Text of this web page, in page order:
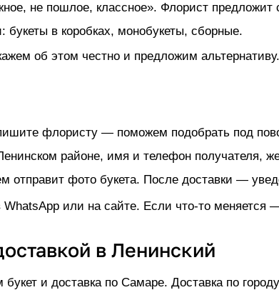
не пошлое, классное». Флорист предложит
в коробках, монобукеты, сборные.
об этом честно и предложим
флористу — поможем подобрать под
районе, имя и телефон получателя,
отправит фото букета. После доставки —
WhatsApp или на сайте. Если что-то меняется
в Ленинский
и доставка по Самаре. Доставка по